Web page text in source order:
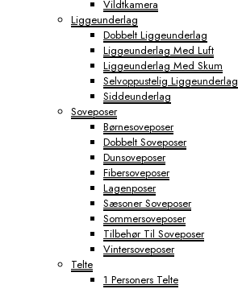
Vildtkamera
Liggeunderlag
Dobbelt Liggeunderlag
Liggeunderlag Med Luft
Liggeunderlag Med Skum
Selvoppustelig Liggeunderlag
Siddeunderlag
Soveposer
Børnesoveposer
Dobbelt Soveposer
Dunsoveposer
Fibersoveposer
Lagenposer
Sæsoner Soveposer
Sommersoveposer
Tilbehør Til Soveposer
Vintersoveposer
Telte
1 Personers Telte